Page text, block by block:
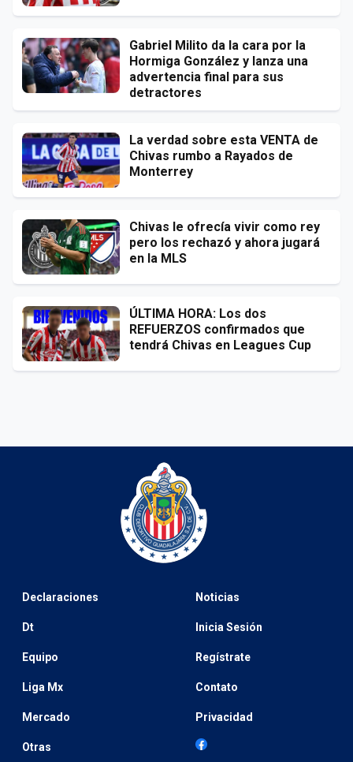
Gabriel Milito da la cara por la
Hormiga González y lanza una
advertencia final para sus
detractores
La verdad sobre esta VENTA de
Chivas rumbo a Rayados de
Monterrey
Chivas le ofrecía vivir como rey
pero los rechazó y ahora jugará
en la MLS
ÚLTIMA HORA: Los dos
REFUERZOS confirmados que
tendrá Chivas en Leagues Cup
Declaraciones
Dt
Equipo
Liga Mx
Mercado
Otras
Noticias
Inicia Sesión
Regístrate
Contato
Privacidad